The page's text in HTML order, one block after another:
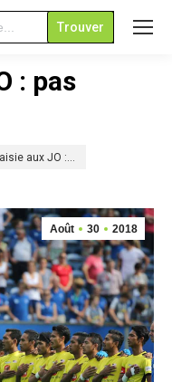
: pas
aux JO :…
Août 30 2018